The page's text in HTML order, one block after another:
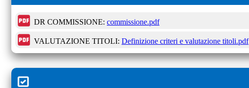
DR COMMISSIONE: commissione.pdf
VALUTAZIONE TITOLI: Definizione criteri e valutazione titoli.pdf